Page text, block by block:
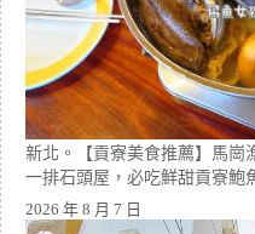
新北。【貢寮美食推薦】馬崗
一排石頭屋，必吃鮮甜貢寮鮑
2026 年 8 月 7 日